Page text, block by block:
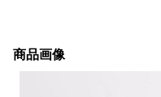
商品画像